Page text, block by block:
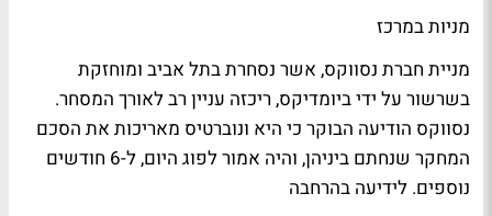
מניות במרכז
מניית חברת נסווקס, אשר נסחרת בתל אביב ומוחזקת
בשרשור על ידי ביומדיקס, ריכזה עניין רב לאורך המסחר.
נסווקס הודיעה הבוקר כי היא ונוברטיס מאריכות את הסכם
המחקר שנחתם ביניהן, והיה אמור לפוג היום, ל-6 חודשים
נוספים. לידיעה בהרחבה